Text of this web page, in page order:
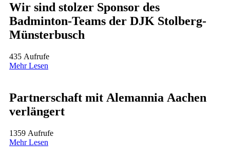
Wir sind stolzer Sponsor des
Badminton-Teams der DJK Stolberg-
Münsterbusch
435 Aufrufe
Mehr Lesen
Partnerschaft mit Alemannia Aachen
verlängert
1359 Aufrufe
Mehr Lesen